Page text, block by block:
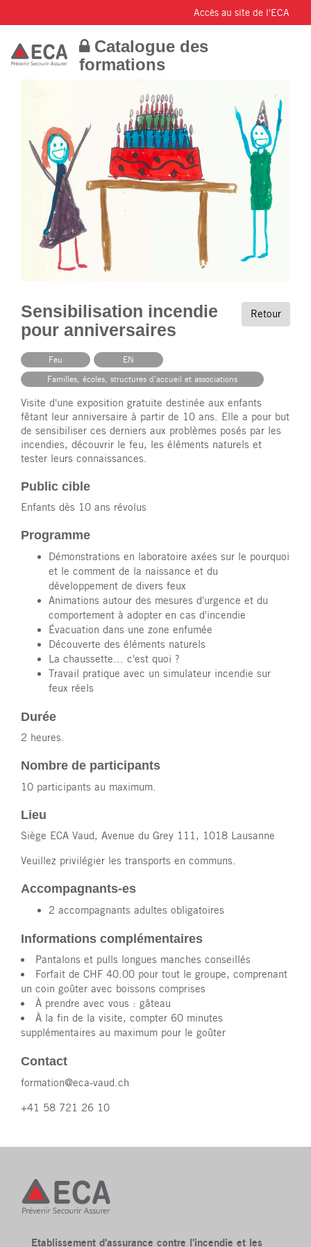
Accès au site de l'ECA
Catalogue des
formations
Sensibilisation incendie
pour anniversaires
Retour
Feu
EN
Familles, écoles, structures d’accueil et associations
Visite d'une exposition gratuite destinée aux enfants
fêtant leur anniversaire à partir de 10 ans. Elle a pour but
de sensibiliser ces derniers aux problèmes posés par les
incendies, découvrir le feu, les éléments naturels et
tester leurs connaissances.
Public cible
Enfants dès 10 ans révolus
Programme
Démonstrations en laboratoire axées sur le pourquoi
et le comment de la naissance et du
développement de divers feux
Animations autour des mesures d'urgence et du
comportement à adopter en cas d'incendie
Évacuation dans une zone enfumée
Découverte des éléments naturels
La chaussette... c'est quoi ?
Travail pratique avec un simulateur incendie sur
feux réels
Durée
2 heures.
Nombre de participants
10 participants au maximum.
Lieu
Siège ECA Vaud, Avenue du Grey 111, 1018 Lausanne
Veuillez privilégier les transports en communs.
Accompagnants-es
2 accompagnants adultes obligatoires
Informations complémentaires
Pantalons et pulls longues manches conseillés
Forfait de CHF 40.00 pour tout le groupe, comprenant
un coin goûter avec boissons comprises
À prendre avec vous : gâteau
À la fin de la visite, compter 60 minutes
supplémentaires au maximum pour le goûter
Contact
formation@eca-vaud.ch
+41 58 721 26 10
Etablissement d'assurance contre l'incendie et les